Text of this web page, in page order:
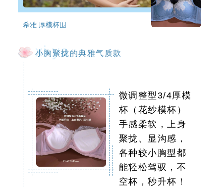
希雅 厚模杯围
xi ya
小胸聚拢的典雅气质款
微调整型3/4厚模
杯（花纱模杯）
手感柔软，上身
聚拢、显沟感，
各种较小胸型都
能轻松驾驭，不
空杯，秒升杯！